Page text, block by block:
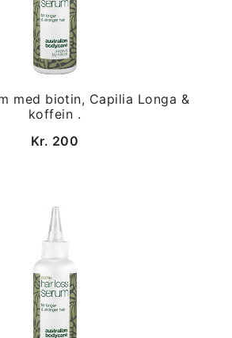
med biotin, Capilia Longa &
koffein .
Kr. 200